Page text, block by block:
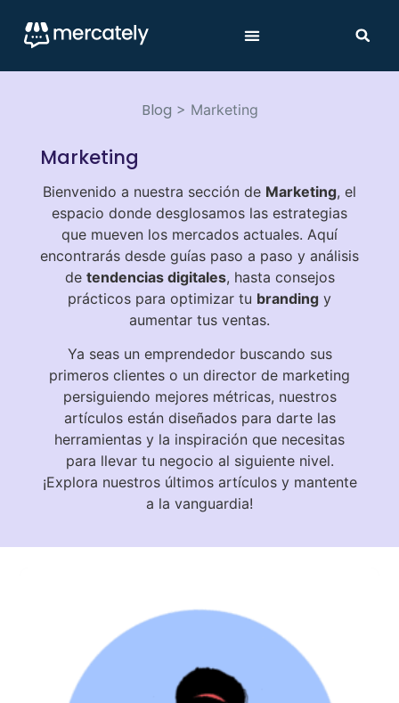
Blog > Marketing
Marketing
Bienvenido a nuestra sección de Marketing, el
espacio donde desglosamos las estrategias
que mueven los mercados actuales. Aquí
encontrarás desde guías paso a paso y análisis
de tendencias digitales, hasta consejos
prácticos para optimizar tu branding y
aumentar tus ventas.
Ya seas un emprendedor buscando sus
primeros clientes o un director de marketing
persiguiendo mejores métricas, nuestros
artículos están diseñados para darte las
herramientas y la inspiración que necesitas
para llevar tu negocio al siguiente nivel.
¡Explora nuestros últimos artículos y mantente
a la vanguardia!